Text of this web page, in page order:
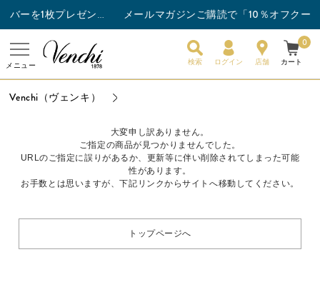
チョコレートバー3枚以上ご購入でスナックバーを1枚プレゼント！ メールマガジンご購読で「10％オフクー
メニュー 検索 ログイン 店舗 カート
0
Venchi（ヴェンキ）
大変申し訳ありません。
ご指定の商品が見つかりませんでした。
URLのご指定に誤りがあるか、更新等に伴い削除されてしまった可能
性があります。
お手数とは思いますが、下記リンクからサイトへ移動してください。
トップページへ